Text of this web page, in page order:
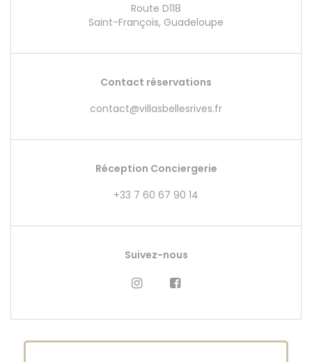
Route D118
Saint-François, Guadeloupe
Contact réservations
contact@villasbellesrives.fr
Réception Conciergerie
+33 7 60 67 90 14
Suivez-nous